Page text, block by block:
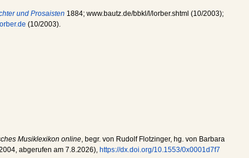
und Prosaisten 1884; www.bautz.de/bbkl/l/lorber.shtml (10/2003);
(10/2003).
Musiklexikon online, begr. von Rudolf Flotzinger, hg. von Barbara
, abgerufen am 7.8.2026), https://dx.doi.org/10.1553/0x0001d7f7